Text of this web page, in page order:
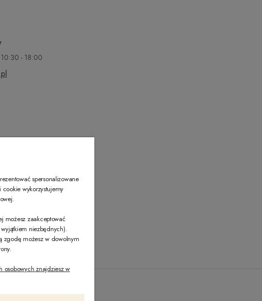
10:30 - 18:00
spersonalizowane
wykorzystujemy
możesz zaakceptować
niezbędnych).
zgodę możesz w dowolnym
osobowych znajdziesz w